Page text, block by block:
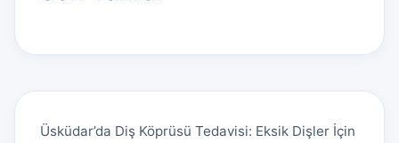
Üsküdar’da Diş Köprüsü Tedavisi: Eksik Dişler İçin